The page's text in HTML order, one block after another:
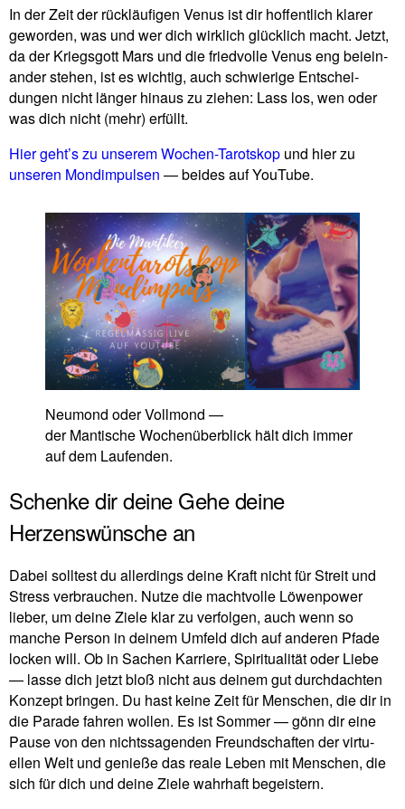
In der Zeit der rück­läu­figen Venus ist dir hof­fent­lich klarer
geworden, was und wer dich wirk­lich glück­lich macht. Jetzt,
da der Kriegs­gott Mars und die fried­volle Venus eng bei­ein­
ander stehen, ist es wichtig, auch schwie­rige Ent­schei­
dungen nicht länger hinaus zu ziehen: Lass los, wen oder
was dich nicht (mehr) erfüllt.
Hier geht’s zu unserem Wochen-Tarot­skop und hier zu
unseren Mond­im­pulsen — beides auf YouTube.
Neu­mond oder Voll­mond —
der Man­ti­sche Wochen­über­blick hält dich immer
auf dem Laufenden.
Schenke dir deine Gehe deine
Herzenswünsche an
Dabei soll­test du aller­dings deine Kraft nicht für Streit und
Stress ver­brau­chen. Nutze die macht­volle Löwen­power
lieber, um deine Ziele klar zu ver­folgen, auch wenn so
manche Person in deinem Umfeld dich auf anderen Pfade
locken will. Ob in Sachen Kar­riere, Spi­ri­tua­lität oder Liebe
— lasse dich jetzt bloß nicht aus deinem gut durch­dachten
Kon­zept bringen. Du hast keine Zeit für Men­schen, die dir in
die Parade fahren wollen. Es ist Sommer — gönn dir eine
Pause von den nichts­sa­genden Freund­schaften der vir­tu­
ellen Welt und genieße das reale Leben mit Men­schen, die
sich für dich und deine Ziele wahr­haft begeistern.